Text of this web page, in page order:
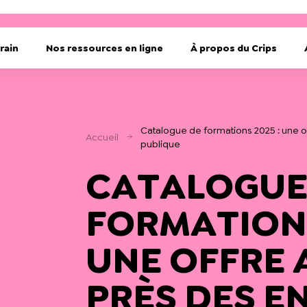
Nos ressources en ligne À propos du Crips
Accueil
Catalogue de formations 2025 : une
publique
UNE OFFRE
PRÈS DES